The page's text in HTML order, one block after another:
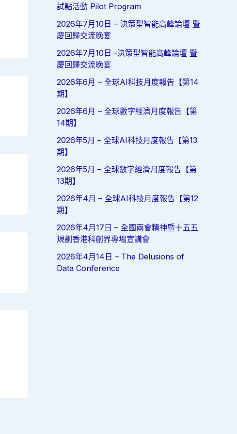
試點活動 Pilot Program
2026年7月10日 – 決策型智能高峰論壇 暨
慶回歸交流晚宴
2026年7月10日 -決策型智能高峰論壇 暨
慶回歸交流晚宴
2026年6月 – 全球AI科技月度報告【第14
期】
2026年6月 – 全球數字經濟月度報告【第
14期】
2026年5月 – 全球AI科技月度報告【第13
期】
2026年5月 – 全球數字經濟月度報告【第
13期】
2026年4月 – 全球AI科技月度報告【第12
期】
2026年4月17日 – 全國兩會精神暨十五五
規劃香港科創界專場宣講會
2026年4月14日 – The Delusions of
Data Conference